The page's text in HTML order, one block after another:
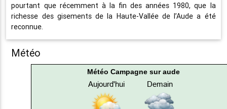
pourtant que récemment à la fin des années 1980, que la
richesse des gisements de la Haute-Vallée de l’Aude a été
reconnue.
Météo
Météo Campagne sur aude